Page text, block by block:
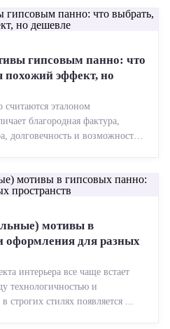
гипсовым панно: что
похожий эффект, но
эталоном
благородная фактура,
долговечность и возможность
мотивы в
оформления для разных
интерьера все чаще встает
технологичностью и
строгих стилях появляется ...